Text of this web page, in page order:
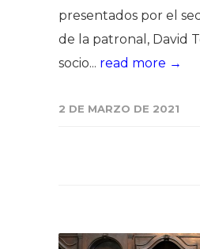
presentados por el
de la patronal, David
socio... read more →
2 DE MARZO DE 2021